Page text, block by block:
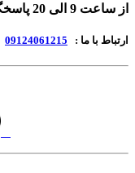
از ساعت 9 الی 20 پاسخگوی شما عزیزان هستیم
ارتباط با ما : 09124061215